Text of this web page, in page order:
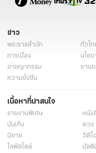
ข่าว
พระราชสำนัก ทั่วไท
การเมือง
นโย
อาชญากรรม
ยาน
ความยั่งยืน
เนื้อหาที่น่าสนใจ
รายงานพิเศษ หนัง
บันเทิง
ดวง
นิยาย
วิดีโอ
ไลฟ์สไตล์
มัลติ